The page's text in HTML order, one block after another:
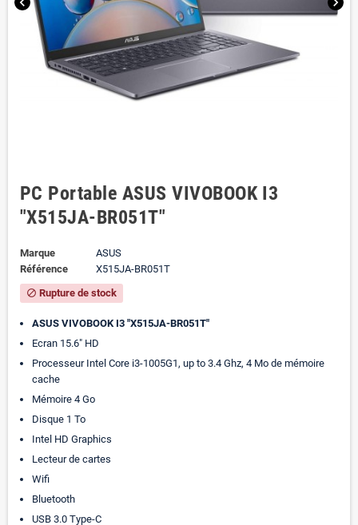
PC Portable ASUS VIVOBOOK I3
"X515JA-BR051T"
Marque
ASUS
Référence
X515JA-BR051T
block Rupture de stock
ASUS VIVOBOOK I3 "X515JA-BR051T"
Ecran 15.6" HD
Processeur Intel Core i3-1005G1, up to 3.4 Ghz, 4 Mo de mémoire
cache
Mémoire 4 Go
Disque 1 To
Intel HD Graphics
Lecteur de cartes
Wifi
Bluetooth
USB 3.0 Type-C